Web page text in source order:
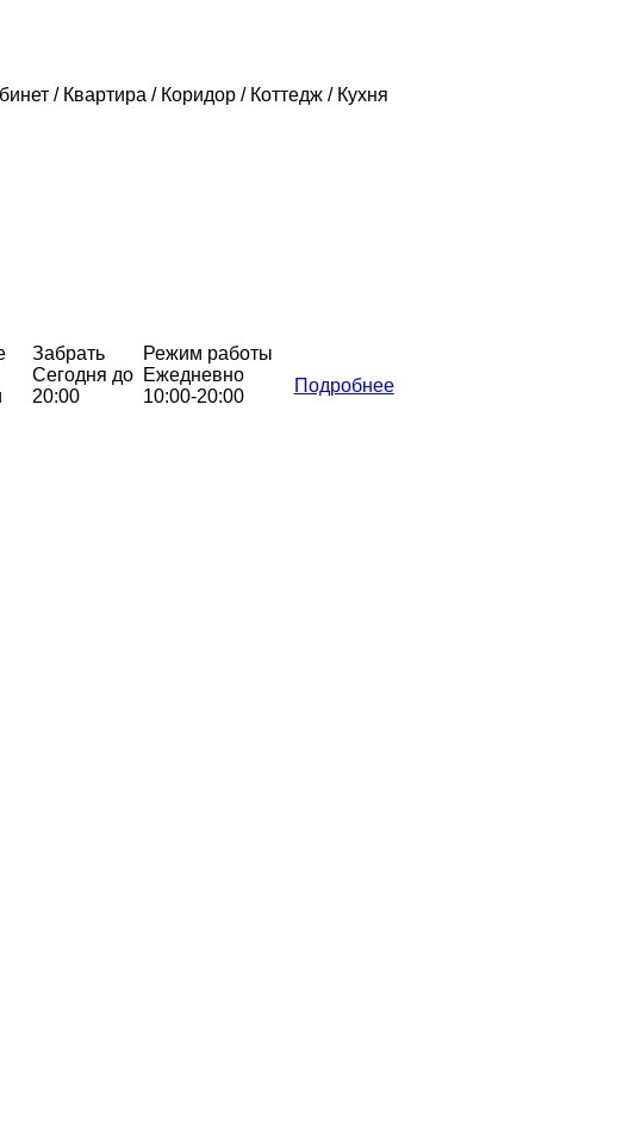
/ Квартира / Коридор / Коттедж / Кухня
Забрать
Режим работы
Сегодня до
20:00
Ежедневно
10:00-20:00
Подробнее